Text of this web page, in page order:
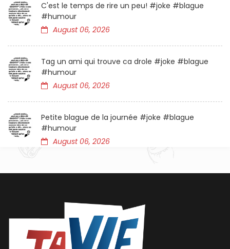
C'est le temps de rire un peu! #joke #blague
#humour
August 06, 2026
Tag un ami qui trouve ca drole #joke #blague
#humour
August 06, 2026
Petite blague de la journée #joke #blague
#humour
August 06, 2026